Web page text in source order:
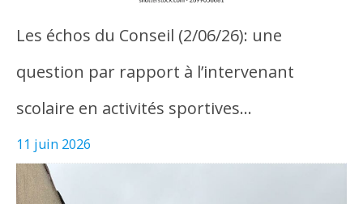
Les échos du Conseil (2/06/26): une
question par rapport à l’intervenant
scolaire en activités sportives…
11 juin 2026